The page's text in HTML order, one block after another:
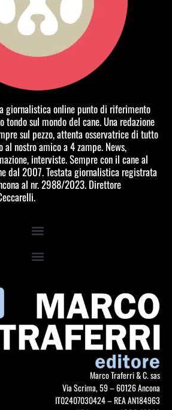
giornalistica online punto di riferimento
tondo sul mondo del cane. Una redazione
sul pezzo, attenta osservatrice di tutto
nostro amico a 4 zampe. News,
interviste. Sempre con il cane al
dal 2007. Testata giornalistica registrata
al nr. 2988/2023. Direttore
Marco Traferri & C. sas
Via Scrima, 59 – 60126 Ancona
IT02407030424 – REA AN184963